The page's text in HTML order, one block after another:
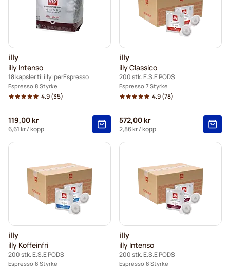
illy
illy Intenso
18 kapsler til illy iperEspresso
Espresso 8 Styrke
4.9(35)
119,00 kr
6,61 kr/ kopp
illy
illy Classico
200 stk. E.S.E PODS
Espresso 7 Styrke
4.9(78)
572,00 kr
2,86 kr/ kopp
illy
illy Koffeinfri
200 stk. E.S.E PODS
Espresso 8 Styrke
illy
illy Intenso
200 stk. E.S.E PODS
Espresso 8 Styrke